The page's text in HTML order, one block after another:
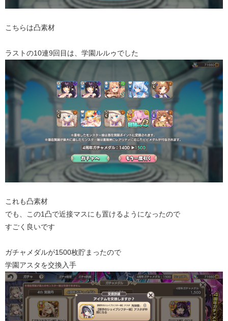
こちらは凸素材
ラストの10連9回目は、学園ルルゥでした
これも凸素材
でも、この1凸で近接マスにも置けるようになったので
すごく良いです
ガチャメダルが1500枚貯まったので
学園アスタを交換入手